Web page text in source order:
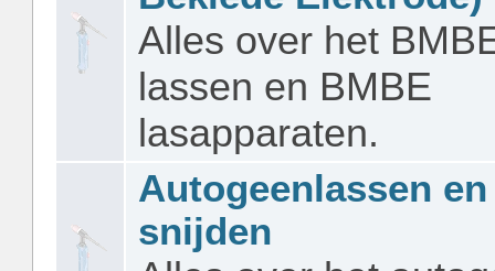
Alles over het
lassen en BMBE
lasapparaten.
Autogeenlassen en
snijden